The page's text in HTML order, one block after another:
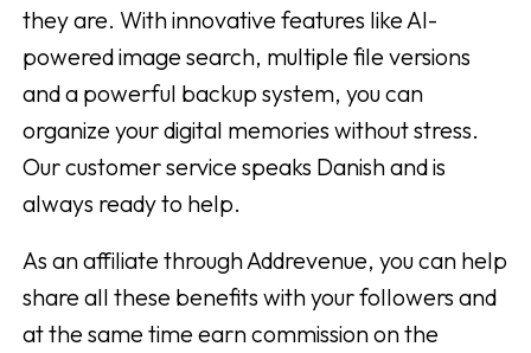
they are. With innovative features like AI-
powered image search, multiple file versions
and a powerful backup system, you can
organize your digital memories without stress.
Our customer service speaks Danish and is
always ready to help.
As an affiliate through Addrevenue, you can help
share all these benefits with your followers and
at the same time earn commission on the